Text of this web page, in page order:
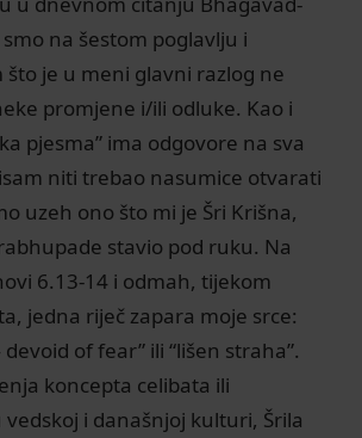
na šestom poglavlju i
što je u meni glavni razlog ne
promjene i/ili odluke. Kao i
pjesma” ima odgovore na sva
niti trebao nasumice otvarati
uzeh ono što mi je Šri Krišna,
stavio pod ruku. Na
6.13-14 i odmah, tijekom
jedna riječ zapara moje srce:
of fear” ili “lišen straha”.
koncepta celibata ili
vedskoj i današnjoj kulturi, Šrila